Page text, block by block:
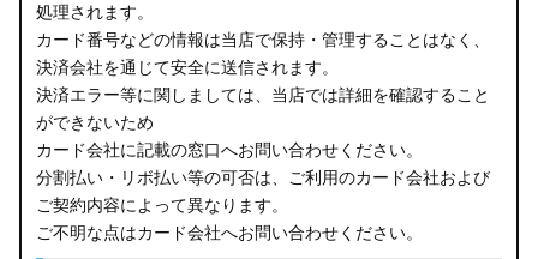
処理されます。
カード番号などの情報は当店で保持・管理することはなく、
決済会社を通じて安全に送信されます。
決済エラー等に関しましては、当店では詳細を確認すること
ができないため
カード会社に記載の窓口へお問い合わせください。
分割払い・リボ払い等の可否は、ご利用のカード会社および
ご契約内容によって異なります。
ご不明な点はカード会社へお問い合わせください。